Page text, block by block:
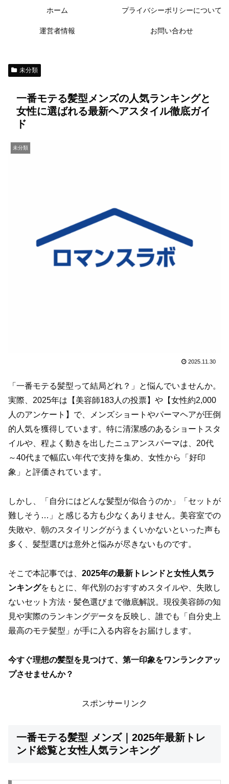
ホーム プライバシーポリシーについて
運営者情報 お問い合わせ
未分類
一番モテる髪型メンズの人気ランキングと
女性に選ばれる最新ヘアスタイル徹底ガイ
ド
未分類
2025.11.30
「一番モテる髪型って結局どれ？」と悩んでいませんか。
実際、2025年は【美容師183人の投票】や【女性約2,000
人のアンケート】で、メンズショートやパーマヘアが圧倒
的人気を獲得しています。特に清潔感のあるショートスタ
イルや、程よく動きを出したニュアンスパーマは、20代
～40代まで幅広い年代で支持を集め、女性から「好印
象」と評価されています。
しかし、「自分にはどんな髪型が似合うのか」「セットが
難しそう…」と感じる方も少なくありません。美容室での
失敗や、朝のスタイリングがうまくいかないといった声も
多く、髪型選びは意外と悩みが尽きないものです。
そこで本記事では、 2025年の最新トレンドと女性人気ラ
ンキングをもとに、年代別のおすすめスタイルや、失敗し
ないセット方法・髪色選びまで徹底解説。現役美容師の知
見や実際のランキングデータを反映し、誰でも「自分史上
最高のモテ髪型」が手に入る内容をお届けします。
今すぐ理想の髪型を見つけて、第一印象をワンランクアッ
プさせませんか？
スポンサーリンク
一番モテる髪型 メンズ｜2025年最新トレ
ンド総覧と女性人気ランキング